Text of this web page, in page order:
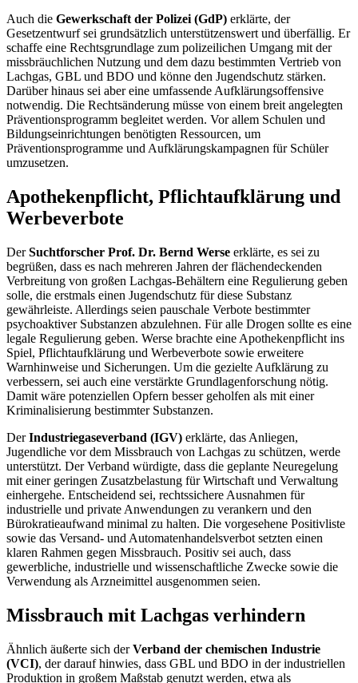
Auch die Gewerkschaft der Polizei (GdP) erklärte, der
Gesetzentwurf sei grundsätzlich unterstützenswert und überfällig. Er
schaffe eine Rechtsgrundlage zum polizeilichen Umgang mit der
missbräuchlichen Nutzung und dem dazu bestimmten Vertrieb von
Lachgas, GBL und BDO und könne den Jugendschutz stärken.
Darüber hinaus sei aber eine umfassende Aufklärungsoffensive
notwendig. Die Rechtsänderung müsse von einem breit angelegten
Präventionsprogramm begleitet werden. Vor allem Schulen und
Bildungseinrichtungen benötigten Ressourcen, um
Präventionsprogramme und Aufklärungskampagnen für Schüler
umzusetzen.
Apothekenpflicht, Pflichtaufklärung und
Werbeverbote
DerSuchtforscher Prof. Dr. Bernd Werse erklärte, es sei zu
begrüßen, dass es nach mehreren Jahren der flächendeckenden
Verbreitung von großen Lachgas-Behältern eine Regulierung geben
solle, die erstmals einen Jugendschutz für diese Substanz
gewährleiste. Allerdings seien pauschale Verbote bestimmter
psychoaktiver Substanzen abzulehnen. Für alle Drogen sollte es eine
legale Regulierung geben. Werse brachte eine Apothekenpflicht ins
Spiel, Pflichtaufklärung und Werbeverbote sowie erweitere
Warnhinweise und Sicherungen. Um die gezielte Aufklärung zu
verbessern, sei auch eine verstärkte Grundlagenforschung nötig.
Damit wäre potenziellen Opfern besser geholfen als mit einer
Kriminalisierung bestimmter Substanzen.
DerIndustriegaseverband (IGV) erklärte, das Anliegen,
Jugendliche vor dem Missbrauch von Lachgas zu schützen, werde
unterstützt. Der Verband würdigte, dass die geplante Neuregelung
mit einer geringen Zusatzbelastung für Wirtschaft und Verwaltung
einhergehe. Entscheidend sei, rechtssichere Ausnahmen für
industrielle und private Anwendungen zu verankern und den
Bürokratieaufwand minimal zu halten. Die vorgesehene Positivliste
sowie das Versand- und Automatenhandelsverbot setzten einen
klaren Rahmen gegen Missbrauch. Positiv sei auch, dass
gewerbliche, industrielle und wissenschaftliche Zwecke sowie die
Verwendung als Arzneimittel ausgenommen seien.
Missbrauch mit Lachgas verhindern
Ähnlich äußerte sich derVerband der chemischen Industrie
(VCI), der darauf hinwies, dass GBL und BDO in der industriellen
Produktion in großem Maßstab genutzt werden, etwa als